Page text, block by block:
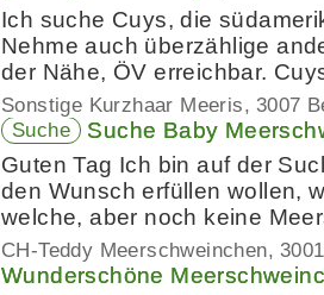
Ich suche Cuys, die
Nehme auch überzählige
der Nähe, ÖV erreichbar.
Sonstige Kurzhaar Meeris
3007
Suche
Suche Baby
Guten Tag Ich bin auf der
den Wunsch erfüllen wollen,
welche, aber noch keine
CH-Teddy Meerschweinchen
Wunderschöne